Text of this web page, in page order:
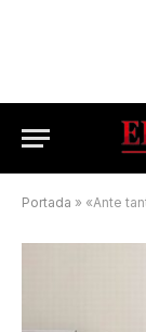
Portada » «Ante